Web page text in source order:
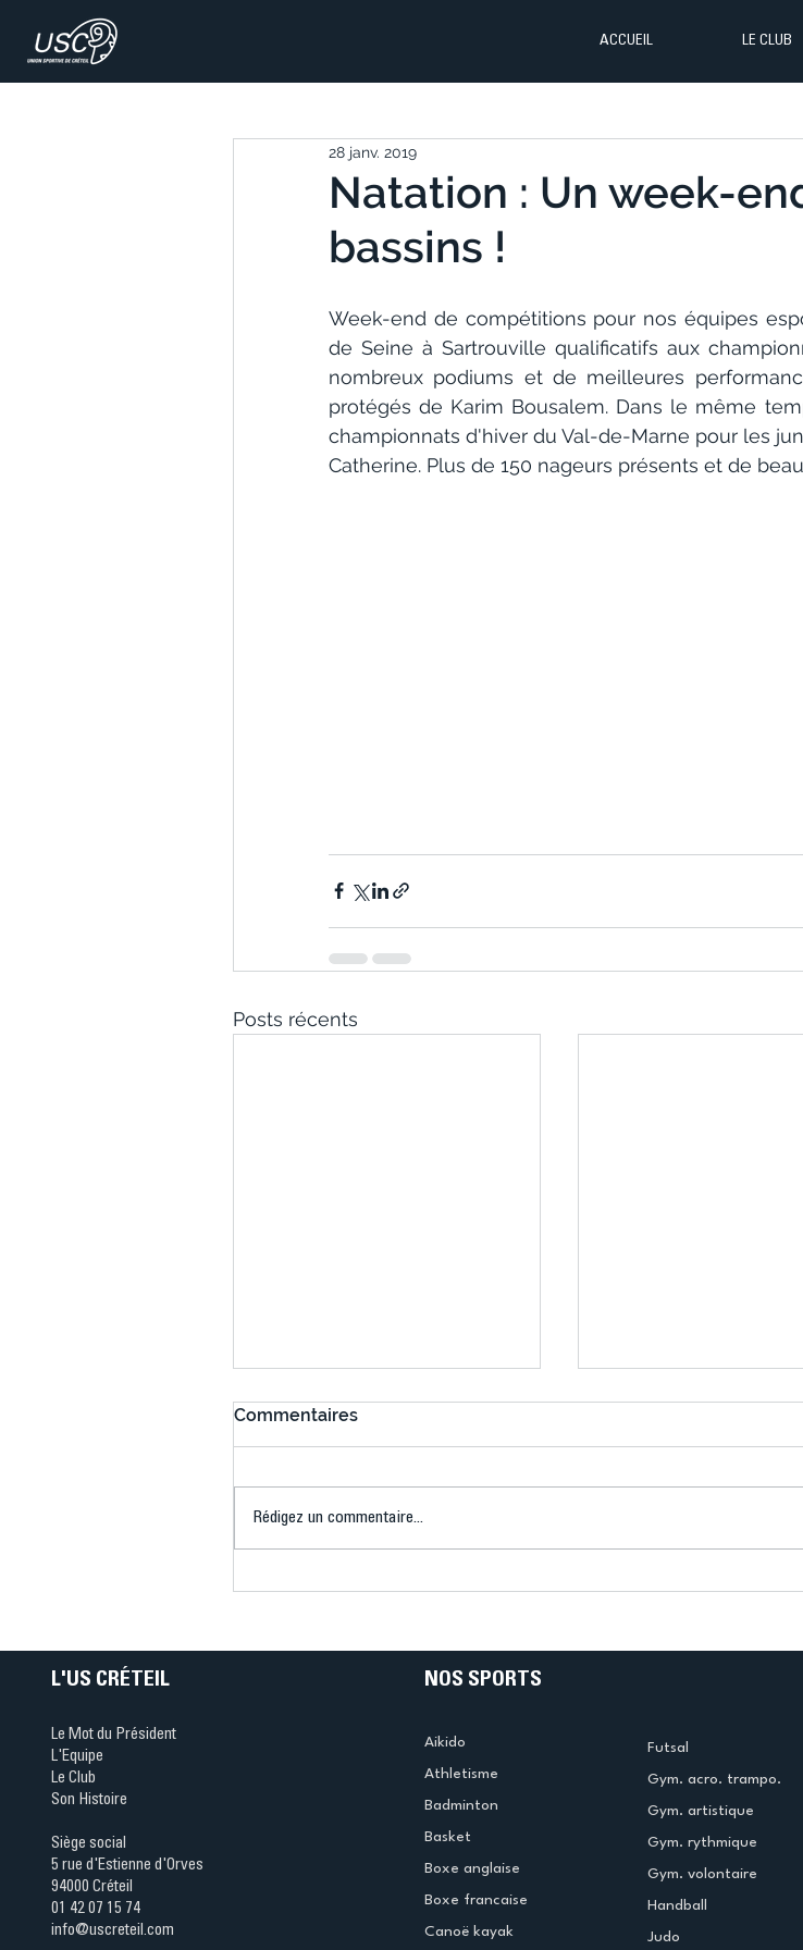
ACCUEIL LE CLUB
Natation : Un week-
bassins !
28 janv. 2019
Week-end de compétitions pour nos équipes
de Seine à Sartrouville qualificatifs aux
nombreux podiums et de meilleures
protégés de Karim Bousalem. Dans le même
championnats d'hiver du Val-de-Marne pour les
Catherine. Plus de 150 nageurs présents et de
Posts récents
Commentaires
Rédigez un commentaire...
L'US CRÉTEIL
Le Mot du Président
L'Equipe
Le Club
Son Histoire
Siège social
5 rue d'Estienne d'Orves
94000 Créteil
01 42 07 15 74
info@uscreteil.com
NOS SPORTS
Aikido
Athletisme
Badminton
Basket
Boxe anglaise
Boxe francaise
Canoë kayak
Futsal
Gym. acro. trampo.
Gym. artistique
Gym. rythmique
Gym. volontaire
Handball
Judo